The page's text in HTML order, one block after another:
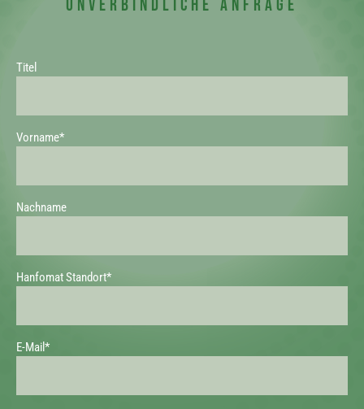
Unverbindliche Anfrage
Titel
Vorname*
Nachname
Hanfomat Standort*
E-Mail*